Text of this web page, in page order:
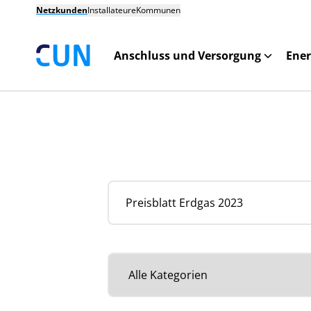
NetzkundenInstallateureKommunen
Anschluss und Versorgung
Suche nach Dokumenten